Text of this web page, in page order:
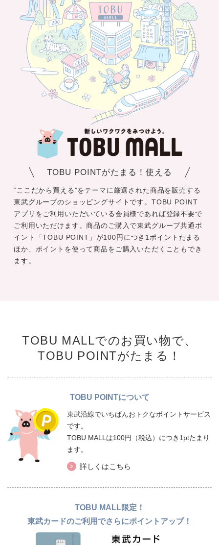
TOBU POINTがたまる！使える
“ここだから買える”をテーマに厳選された商品を販売する
東武グループのショッピングサイトです。TOBU POINT
アプリをご利用いただいている会員様であれば登録不要で
ご利用いただけます。商品のご購入で東武グループ共通ポ
イント「TOBU POINT」が100円につき1ポイントたまる
ほか、ポイントを使って商品をご購入いただくこともでき
ます。
TOBU MALLでのお買い物で、
TOBU POINTがたまる！
TOBU POINTについて
東武沿線でいちばんおトクなポイントサービス
です。
TOBU MALLは100円（税込）につき1ptたまり
ます。
詳しくはこちら
TOBU MALL限定！
東武カードのご利用でさらにポイントアップ！